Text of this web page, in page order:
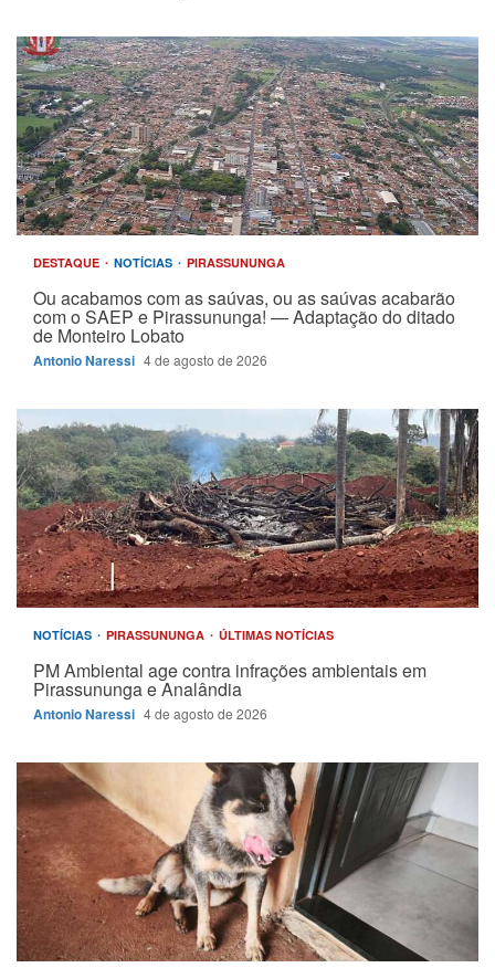
DESTAQUE NOTÍCIAS PIRASSUNUNGA
Ou acabamos com as saúvas, ou as saúvas acabarão
com o SAEP e Pirassununga! — Adaptação do ditado
de Monteiro Lobato
Antonio Naressi 4 de agosto de 2026
NOTÍCIAS PIRASSUNUNGA ÚLTIMAS NOTÍCIAS
PM Ambiental age contra infrações ambientais em
Pirassununga e Analândia
Antonio Naressi 4 de agosto de 2026